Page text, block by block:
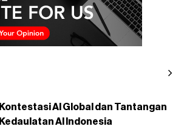
Kontestasi AI Global dan Tantangan
Kedaulatan AI Indonesia